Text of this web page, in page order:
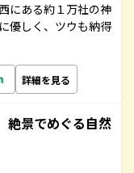
にある約１万社の神
優しく、ツウも納得
詳細を見る
景でめぐる自然